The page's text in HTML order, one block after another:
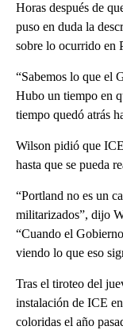
Horas después de
puso en duda la
sobre lo ocurrido en
“Sabemos lo que el
Hubo un tiempo en
tiempo quedó atrás
Wilson pidió que
hasta que se pueda
“Portland no es un
militarizados”, dijo
“Cuando el
viendo lo que eso
Tras el tiroteo del
instalación de ICE
coloridas el año